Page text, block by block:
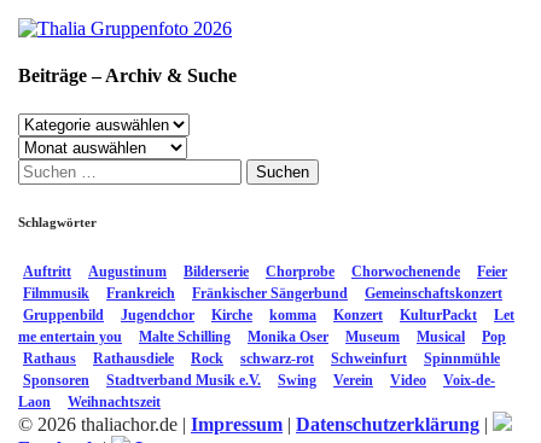
Beiträge – Archiv & Suche
Beiträge
–
Archiv
&
Archiv
Suchen
nach:
Schlagwörter
Auftritt Augustinum Bilderserie Chorprobe Chorwochenende
Feier
Filmmusik
Frankreich Fränkischer Sängerbund
Gemeinschaftskonzert
Gruppenbild
Jugendchor Kirche komma Konzert KulturPackt
Let
me entertain you
Malte Schilling Monika Oser Museum Musical
Pop
Rathaus
Rathausdiele Rock schwarz-rot Schweinfurt
Spinnmühle
Sponsoren
Stadtverband Musik e.V. Swing Verein Video
Voix-de-
Laon
Weihnachtszeit
© 2026 thaliachor.de | Impressum | Datenschutzerklärung |